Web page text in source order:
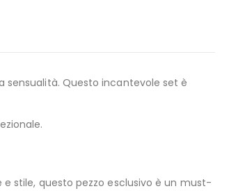
Questo incantevole set è
stile, questo pezzo esclusivo è un must-